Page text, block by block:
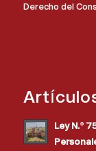
Derecho del
Ley N.º